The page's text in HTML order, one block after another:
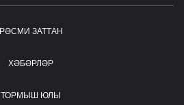
РӘСМИ ЗАТТАН
ХӘБӘРЛӘР
ТОРМЫШ ЮЛЫ